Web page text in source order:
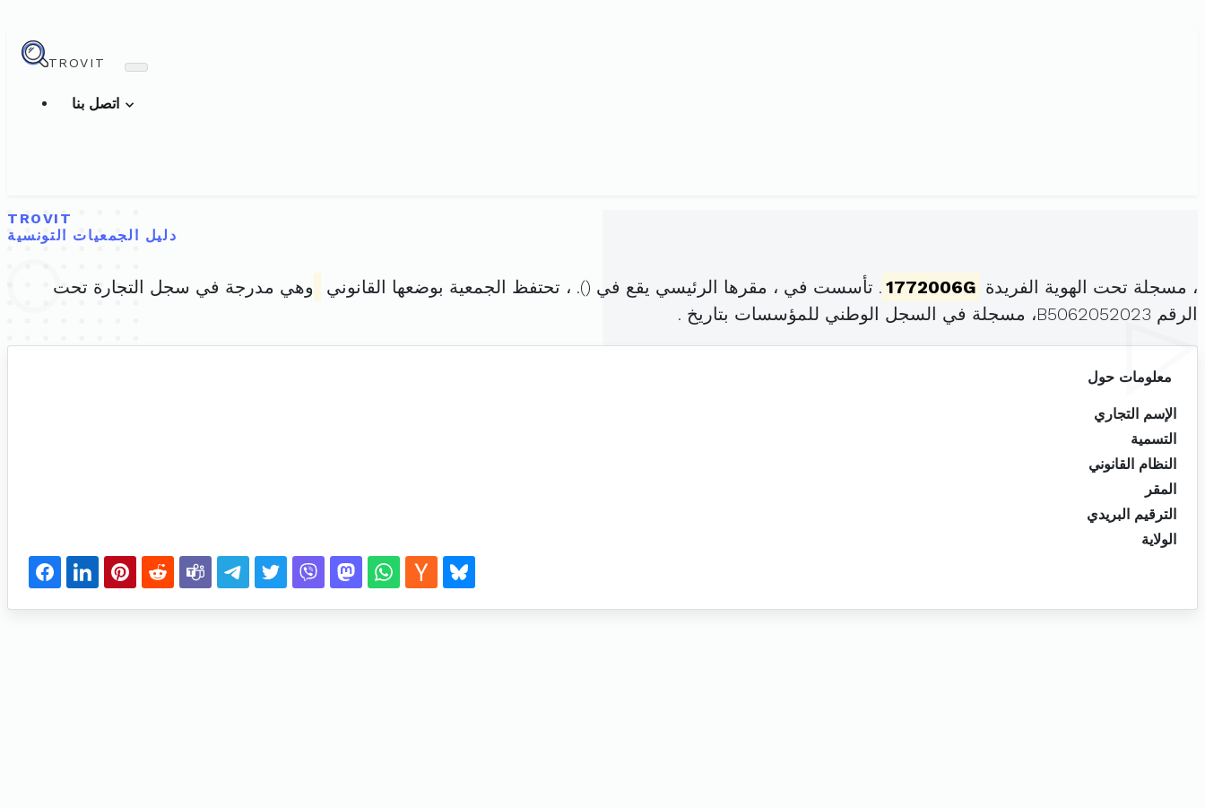
TROVIT
TROVIT
دليل الجمعيات التونسية
، مسجلة تحت الهوية الفريدة 1772006G . تأسست في ، مقرها الرئيسي يقع في (). ، تحتفظ الجمعية بوضعها القانوني
وهي مدرجة في سجل التجارة تحت
الرقم B5062052023، مسجلة في السجل الوطني للمؤسسات بتاريخ .
معلومات حول
الإسم التجاري
التسمية
النظام القانوني
المقر
الترقيم البريدي
الولاية